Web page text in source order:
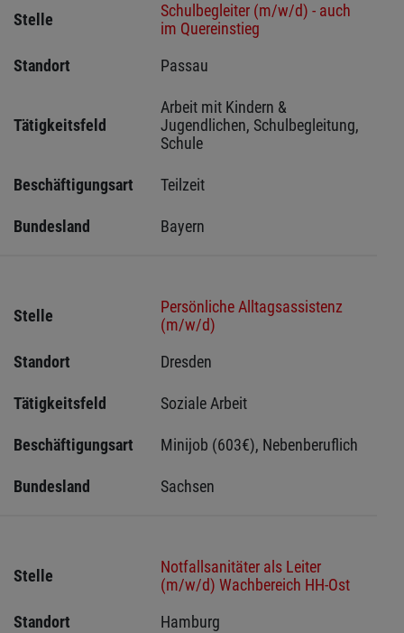
Stelle
Schulbegleiter (m/w/d) - auch
im Quereinstieg
Standort
Passau
Tätigkeitsfeld
Arbeit mit Kindern &
Jugendlichen, Schulbegleitung,
Schule
Beschäftigungsart Teilzeit
Bundesland Bayern
Stelle
Persönliche Alltagsassistenz
(m/w/d)
Standort
Dresden
Tätigkeitsfeld Soziale Arbeit
Beschäftigungsart Minijob (603€), Nebenberuflich
Bundesland Sachsen
Stelle
Notfallsanitäter als Leiter
(m/w/d) Wachbereich HH-Ost
Standort
Hamburg